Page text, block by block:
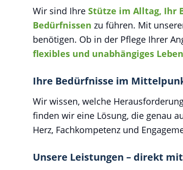
Wir sind Ihre Stütze im Alltag, Ihr
Bedürfnissen zu führen. Mit
benötigen. Ob in der Pflege Ihrer
flexibles und unabhängiges Leben
Ihre Bedürfnisse im
Wir wissen, welche
finden wir eine Lösung, die genau
Herz, Fachkompetenz und
Unsere Leistungen – direkt